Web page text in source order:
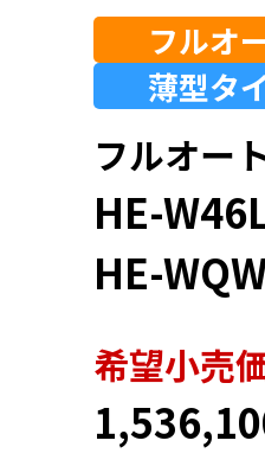
フルオ
薄型タ
フルオー
HE-
HE-
希望⼩売